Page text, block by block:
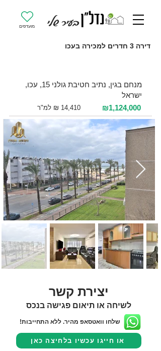
מועדפים
דירה 3 חדרים למכירה בעכו
מנחם בגין, נתיב חטיבת גולני 15, עכו,
ישראל
₪1,124,000
יצירת קשר
לשיחה או תיאום פגישה בנכס
שלחו וואטסאפ מהיר. ללא התחייבות!
או חייגו עכשיו בלחיצה כאן